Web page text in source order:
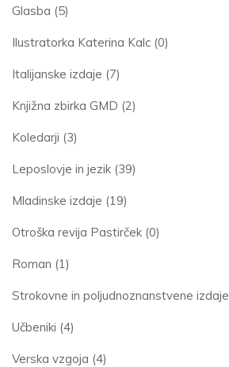
Glasba (5)
Ilustratorka Katerina Kalc (0)
Italijanske izdaje (7)
Knjižna zbirka GMD (2)
Koledarji (3)
Leposlovje in jezik (39)
Mladinske izdaje (19)
Otroška revija Pastirček (0)
Roman (1)
Strokovne in poljudnoznanstvene izdaje
Učbeniki (4)
Verska vzgoja (4)